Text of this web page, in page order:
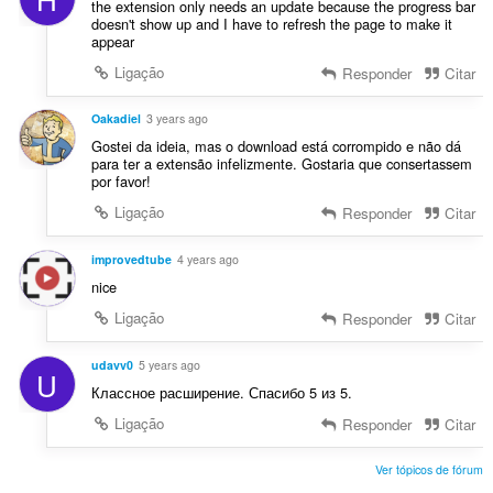
the extension only needs an update because the progress bar
doesn't show up and I have to refresh the page to make it
appear
Ligação
Responder Citar
Oakadiel 3 years ago
Gostei da ideia, mas o download está corrompido e não dá
para ter a extensão infelizmente. Gostaria que consertassem
por favor!
Ligação
Responder Citar
improvedtube 4 years ago
nice
Ligação
Responder Citar
U udavv0 5 years ago
Классное расширение. Спасибо 5 из 5.
Ligação
Responder Citar
Ver tópicos de fórum